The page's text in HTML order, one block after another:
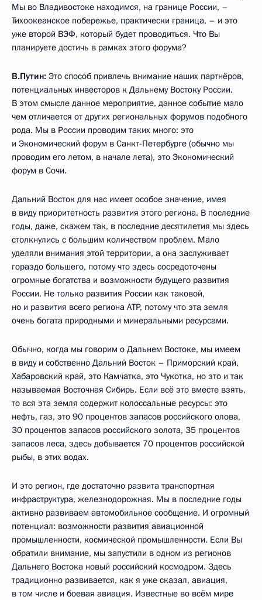
Мы во Владивостоке находимся, на границе России, –
Тихоокеанское побережье, практически граница, – и это
уже второй ВЭФ, который будет проводиться. Что Вы
планируете достичь в рамках этого форума?
В.Путин: Это способ привлечь внимание наших партнёров,
потенциальных инвесторов к Дальнему Востоку России.
В этом смысле данное мероприятие, данное событие мало
чем отличается от других региональных форумов подобного
рода. Мы в России проводим таких много: это
и Экономический форум в Санкт-Петербурге (обычно мы
проводим его летом, в начале лета), это Экономический
форум в Сочи.
Дальний Восток для нас имеет особое значение, имея
в виду приоритетность развития этого региона. В последние
годы, даже, скажем так, в последние десятилетия мы здесь
столкнулись с большим количеством проблем. Мало
уделяли внимания этой территории, а она заслуживает
гораздо большего, потому что здесь сосредоточены
огромные богатства и возможности будущего развития
России. Не только развития России как таковой,
но и развития всего региона АТР, потому что эта земля
очень богата природными и минеральными ресурсами.
Обычно, когда мы говорим о Дальнем Востоке, мы имеем
в виду и собственно Дальний Восток – Приморский край,
Хабаровский край, это Камчатка, это Чукотка, но это и так
называемая Восточная Сибирь. Если всё это вместе взять,
то вся эта земля содержит колоссальные ресурсы: это
нефть, газ, это 90 процентов запасов российского олова,
30 процентов запасов российского золота, 35 процентов
запасов леса, здесь добывается 70 процентов российской
рыбы, в этих водах.
И это регион, где достаточно развита транспортная
инфраструктура, железнодорожная. Мы в последние годы
активно развиваем автомобильное сообщение. И огромный
потенциал: возможности развития авиационной
промышленности, космической промышленности. Если Вы
обратили внимание, мы запустили в одном из регионов
Дальнего Востока новый российский космодром. Здесь
традиционно развивается, как я уже сказал, авиация,
в том числе и боевая авиация. Известные во всём мире